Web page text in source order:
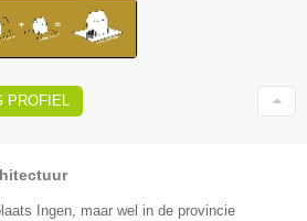
PROFIEL
Ingen, maar wel in de provincie